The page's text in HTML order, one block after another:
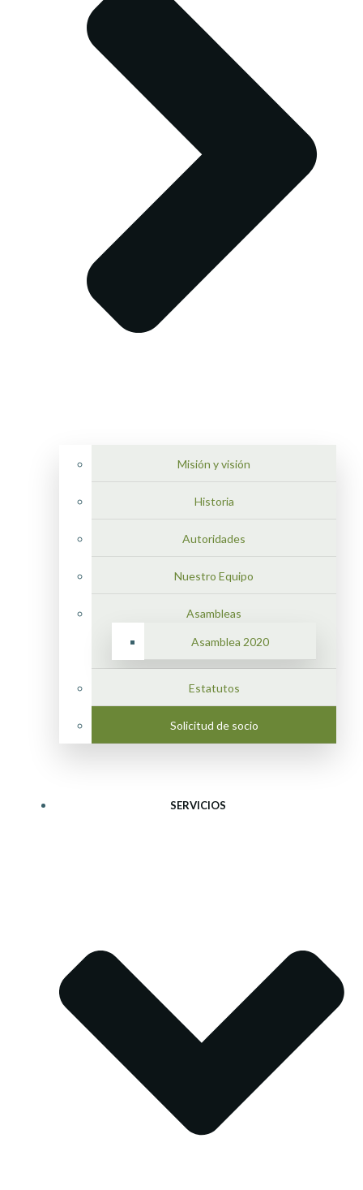
Misión y visión
Historia
Autoridades
Nuestro Equipo
Asambleas
Asamblea 2020
Estatutos
Solicitud de socio
SERVICIOS